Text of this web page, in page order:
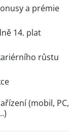
a prémie
14. plat
růstu
(mobil, PC,